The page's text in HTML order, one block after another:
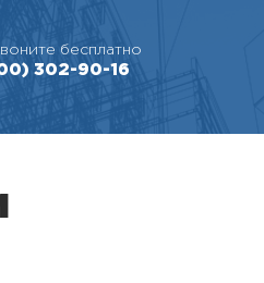
бесплатно
302-90-16